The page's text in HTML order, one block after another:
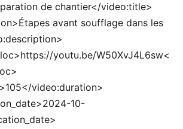
de chantier</video:title>
avant soufflage dans les
youtu.be/W50XvJ4L6sw<
video:duration>
10-